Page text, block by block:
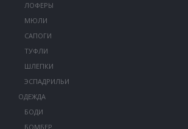
ЛОФЕРЫ
МЮЛИ
САПОГИ
ТУФЛИ
ШЛЕПКИ
ЭСПАДРИЛЬИ
ОДЕЖДА
БОДИ
БОМБЕР